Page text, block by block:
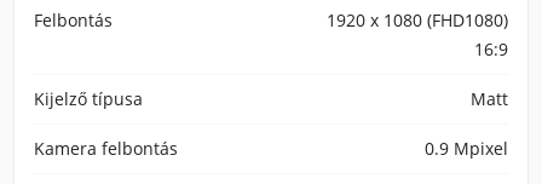
Felbontás
1920 x 1080 (FHD1080)
16:9
Kijelző típusa Matt
Kamera felbontás 0.9 Mpixel